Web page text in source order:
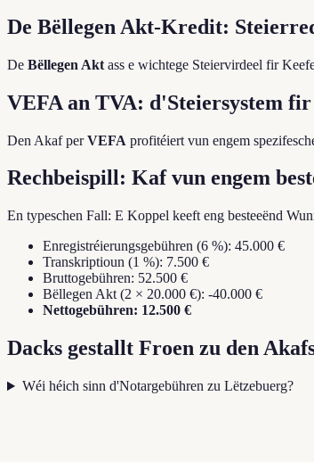
De Bëllegen Akt-Kredit:
De Bëllegen Akt ass e wichtege Steiervirdeel fir
VEFA an TVA: d'Steiersystem
Den Akaf perVEFA profitéiert vun engem
Rechbeispill: Kaf vun engem
En typeschen Fall: E Koppel keeft eng besteeënd
Enregistréierungsgebühren (6 %): 45.000 €
Transkriptioun (1 %): 7.500 €
Bruttogebühren: 52.500 €
Bëllegen Akt (2 × 20.000 €): -40.000 €
Nettogebühren: 12.500 €
Dacks gestallt Froen zu den
Wéi héich sinn d'Notargebühren zu Lëtzebuerg?